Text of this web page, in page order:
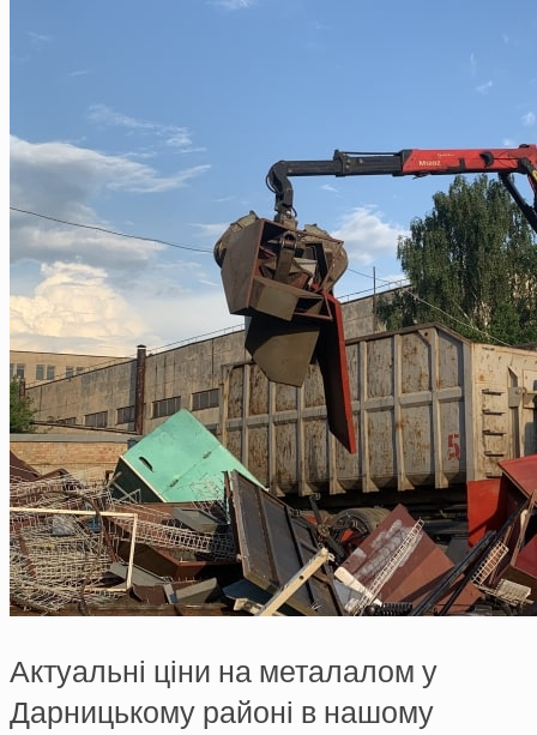
Актуальні ціни на металалом у
Дарницькому районі в нашому